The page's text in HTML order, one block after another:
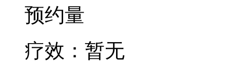
预约量
疗效： 暂无